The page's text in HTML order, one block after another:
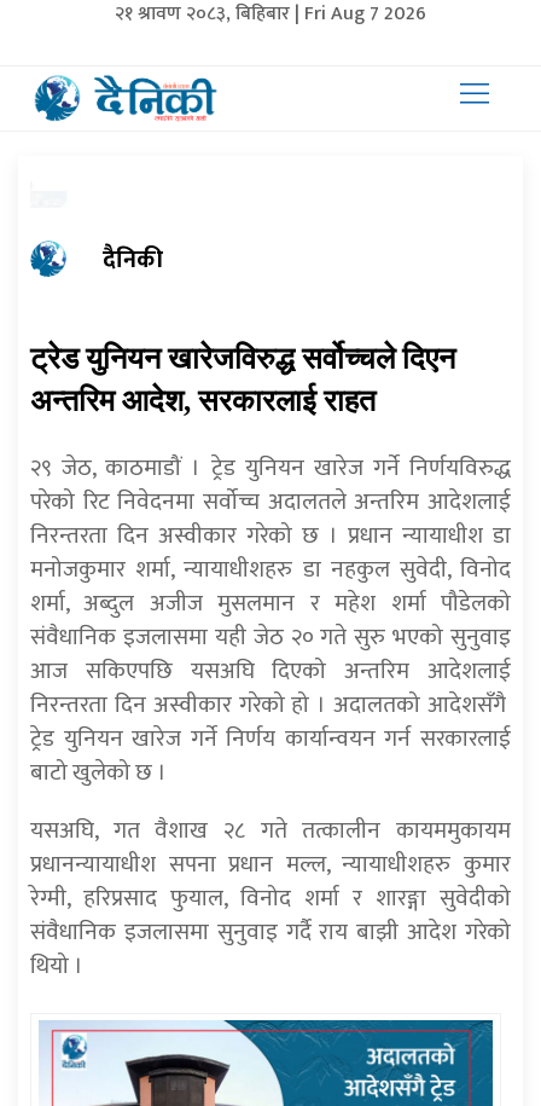
२१ श्रावण २०८३, बिहिबार | Fri Aug 7 2026
दैनिकी
ट्रेड युनियन खारेजविरुद्ध सर्वोच्चले दिएन
अन्तरिम आदेश, सरकारलाई राहत
२९ जेठ, काठमाडौं । ट्रेड युनियन खारेज गर्ने निर्णयविरुद्ध
परेको रिट निवेदनमा सर्वोच्च अदालतले अन्तरिम आदेशलाई
निरन्तरता दिन अस्वीकार गरेको छ । प्रधान न्यायाधीश डा
मनोजकुमार शर्मा, न्यायाधीशहरु डा नहकुल सुवेदी, विनोद
शर्मा, अब्दुल अजीज मुसलमान र महेश शर्मा पौडेलको
संवैधानिक इजलासमा यही जेठ २० गते सुरु भएको सुनुवाइ
आज सकिएपछि यसअघि दिएको अन्तरिम आदेशलाई
निरन्तरता दिन अस्वीकार गरेको हो । अदालतको आदेशसँगै
ट्रेड युनियन खारेज गर्ने निर्णय कार्यान्वयन गर्न सरकारलाई
बाटो खुलेको छ ।
यसअघि, गत वैशाख २८ गते तत्कालीन कायममुकायम
प्रधानन्यायाधीश सपना प्रधान मल्ल, न्यायाधीशहरु कुमार
रेग्मी, हरिप्रसाद फुयाल, विनोद शर्मा र शारङ्गा सुवेदीको
संवैधानिक इजलासमा सुनुवाइ गर्दै राय बाझी आदेश गरेको
थियो ।